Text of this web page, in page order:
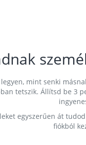
mint senki
tetszik. Állítsd be 3
egyszerűen át
fiókból